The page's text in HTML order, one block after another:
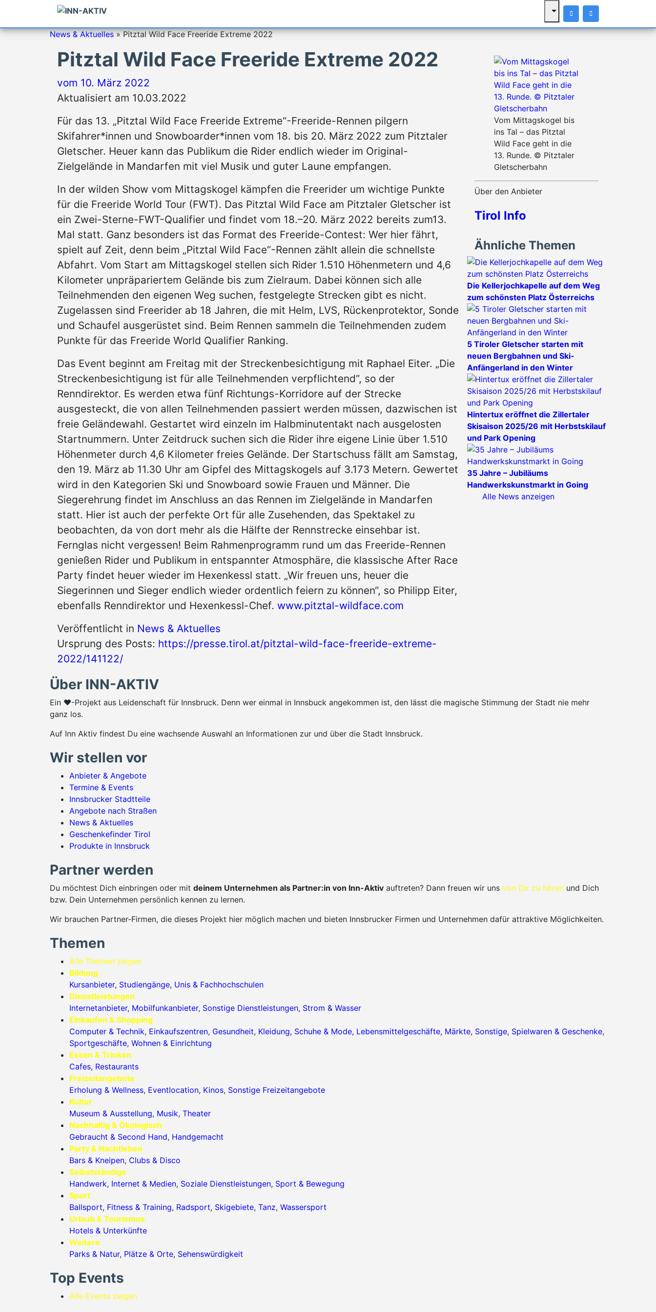
News & Aktuelles»Pitztal Wild Face Freeride Extreme 2022
Pitztal Wild Face Freeride Extreme 2022
vom 10. März 2022
Aktualisiert am 10.03.2022
Für das 13. „Pitztal Wild Face Freeride Extreme“-Freeride-Rennen pilgern
Skifahrer*innen und Snowboarder*innen vom 18. bis 20. März 2022 zum Pitztaler
Gletscher. Heuer kann das Publikum die Rider endlich wieder im Original-
Zielgelände in Mandarfen mit viel Musik und guter Laune empfangen.
In der wilden Show vom Mittagskogel kämpfen die Freerider um wichtige Punkte
für die Freeride World Tour (FWT). Das Pitztal Wild Face am Pitztaler Gletscher ist
ein Zwei-Sterne-FWT-Qualifier und findet vom 18.–20. März 2022 bereits zum13.
Mal statt. Ganz besonders ist das Format des Freeride-Contest: Wer hier fährt,
spielt auf Zeit, denn beim „Pitztal Wild Face“-Rennen zählt allein die schnellste
Abfahrt. Vom Start am Mittagskogel stellen sich Rider 1.510 Höhenmetern und 4,6
Kilometer unpräpariertem Gelände bis zum Zielraum. Dabei können sich alle
Teilnehmenden den eigenen Weg suchen, festgelegte Strecken gibt es nicht.
Zugelassen sind Freerider ab 18 Jahren, die mit Helm, LVS, Rückenprotektor, Sonde
und Schaufel ausgerüstet sind. Beim Rennen sammeln die Teilnehmenden zudem
Punkte für das Freeride World Qualifier Ranking.
Das Event beginnt am Freitag mit der Streckenbesichtigung mit Raphael Eiter. „Die
Streckenbesichtigung ist für alle Teilnehmenden verpflichtend“, so der
Renndirektor. Es werden etwa fünf Richtungs-Korridore auf der Strecke
ausgesteckt, die von allen Teilnehmenden passiert werden müssen, dazwischen ist
freie Geländewahl. Gestartet wird einzeln im Halbminutentakt nach ausgelosten
Startnummern. Unter Zeitdruck suchen sich die Rider ihre eigene Linie über 1.510
Höhenmeter durch 4,6 Kilometer freies Gelände. Der Startschuss fällt am Samstag,
den 19. März ab 11.30 Uhr am Gipfel des Mittagskogels auf 3.173 Metern. Gewertet
wird in den Kategorien Ski und Snowboard sowie Frauen und Männer. Die
Siegerehrung findet im Anschluss an das Rennen im Zielgelände in Mandarfen
statt. Hier ist auch der perfekte Ort für alle Zusehenden, das Spektakel zu
beobachten, da von dort mehr als die Hälfte der Rennstrecke einsehbar ist.
Fernglas nicht vergessen! Beim Rahmenprogramm rund um das Freeride-Rennen
genießen Rider und Publikum in entspannter Atmosphäre, die klassische After Race
Party findet heuer wieder im Hexenkessl statt. „Wir freuen uns, heuer die
Siegerinnen und Sieger endlich wieder ordentlich feiern zu können“, so Philipp Eiter,
ebenfalls Renndirektor und Hexenkessl-Chef. www.pitztal-wildface.com
Veröffentlicht in News & Aktuelles
Ursprung des Posts: https://presse.tirol.at/pitztal-wild-face-freeride-extreme-
2022/141122/
Vom Mittagskogel bis
ins Tal – das Pitztal
Wild Face geht in die
13. Runde. © Pitztaler
Gletscherbahn
Über den Anbieter
Tirol Info
Ähnliche Themen
Die Kellerjochkapelle auf dem Weg
zum schönsten Platz Österreichs
5 Tiroler Gletscher starten mit
neuen Bergbahnen und Ski-
Anfängerland in den Winter
Hintertux eröffnet die Zillertaler
Skisaison 2025/26 mit Herbstskilauf
und Park Opening
35 Jahre – Jubiläums
Handwerkskunstmarkt in Going
Alle News anzeigen
Über INN-AKTIV
Ein ♥-Projekt aus Leidenschaft für Innsbruck. Denn wer einmal in Innsbuck angekommen ist, den lässt die magische Stimmung der Stadt nie mehr
ganz los.
Auf Inn Aktiv findest Du eine wachsende Auswahl an Informationen zur und über die Stadt Innsbruck.
Wir stellen vor
Anbieter & Angebote
Termine & Events
Innsbrucker Stadtteile
Angebote nach Straßen
News & Aktuelles
Geschenkefinder Tirol
Produkte in Innsbruck
Partner werden
Du möchtest Dich einbringen oder mit deinem Unternehmen als Partner:in von Inn-Aktiv auftreten? Dann freuen wir uns von Dir zu hören und Dich
bzw. Dein Unternehmen persönlich kennen zu lernen.
Wir brauchen Partner-Firmen, die dieses Projekt hier möglich machen und bieten Innsbrucker Firmen und Unternehmen dafür attraktive Möglichkeiten.
Themen
Alle Themen zeigen
Bildung
Kursanbieter, Studiengänge, Unis & Fachhochschulen
Dienstleistungen
Internetanbieter, Mobilfunkanbieter, Sonstige Dienstleistungen, Strom & Wasser
Einkaufen & Shopping
Computer & Technik, Einkaufszentren, Gesundheit, Kleidung, Schuhe & Mode, Lebensmittelgeschäfte, Märkte, Sonstige, Spielwaren & Geschenke,
Sportgeschäfte, Wohnen & Einrichtung
Essen & Trinken
Cafes, Restaurants
Freizeitangebote
Erholung & Wellness, Eventlocation, Kinos, Sonstige Freizeitangebote
Kultur
Museum & Ausstellung, Musik, Theater
Nachhaltig & Ökologisch
Gebraucht & Second Hand, Handgemacht
Party & Nachtleben
Bars & Kneipen, Clubs & Disco
Selbstständige
Handwerk, Internet & Medien, Soziale Dienstleistungen, Sport & Bewegung
Sport
Ballsport, Fitness & Training, Radsport, Skigebiete, Tanz, Wassersport
Urlaub & Tourismus
Hotels & Unterkünfte
Weitere
Parks & Natur, Plätze & Orte, Sehenswürdigkeit
Top Events
Alle Events zeigen